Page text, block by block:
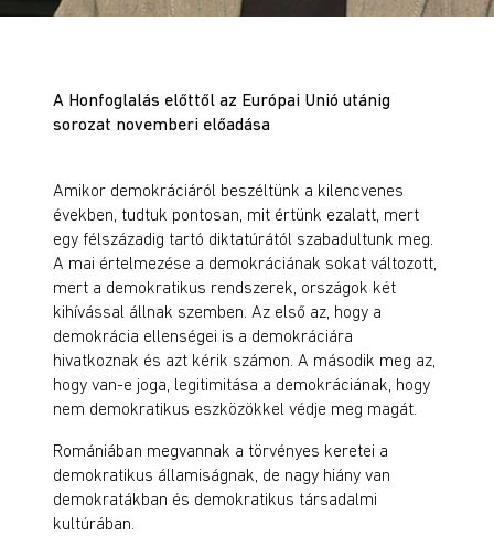
A Honfoglalás előttől az Európai Unió utánig
sorozat novemberi előadása
Amikor demokráciáról beszéltünk a kilencvenes
években, tudtuk pontosan, mit értünk ezalatt, mert
egy félszázadig tartó diktatúrától szabadultunk meg.
A mai értelmezése a demokráciának sokat változott,
mert a demokratikus rendszerek, országok két
kihívással állnak szemben. Az első az, hogy a
demokrácia ellenségei is a demokráciára
hivatkoznak és azt kérik számon. A második meg az,
hogy van-e joga, legitimitása a demokráciának, hogy
nem demokratikus eszközökkel védje meg magát.
Romániában megvannak a törvényes keretei a
demokratikus államiságnak, de nagy hiány van
demokratákban és demokratikus társadalmi
kultúrában.